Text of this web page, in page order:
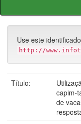
Use este
http://
Título:
capim-
de